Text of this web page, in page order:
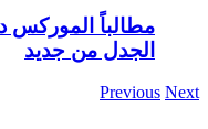
مطالباً الموركس
الجدل من جديد
Previous Next